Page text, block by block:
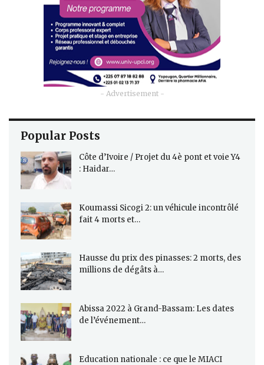
- Advertisement -
Popular Posts
Côte d’Ivoire / Projet du 4è pont et voie Y4
: Haidar…
Koumassi Sicogi 2: un véhicule incontrôlé
fait 4 morts et…
Hausse du prix des pinasses: 2 morts, des
millions de dégâts à…
Abissa 2022 à Grand-Bassam: Les dates
de l’événement…
Education nationale : ce que le MIACI